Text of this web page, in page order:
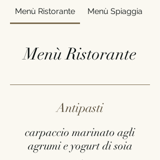
Menù Ristorante Menù Spiaggia
Menù Ristorante
Antipasti
carpaccio marinato agli
agrumi e yogurt di soia